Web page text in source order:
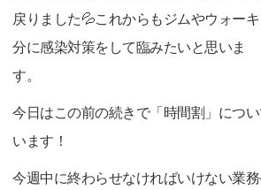
戻りました💦これからもジムやウォー
分に感染対策をして臨みたいと思いま
今日はこの前の続きで「時間割」につ
います！
今週中に終わらせなければいけない業